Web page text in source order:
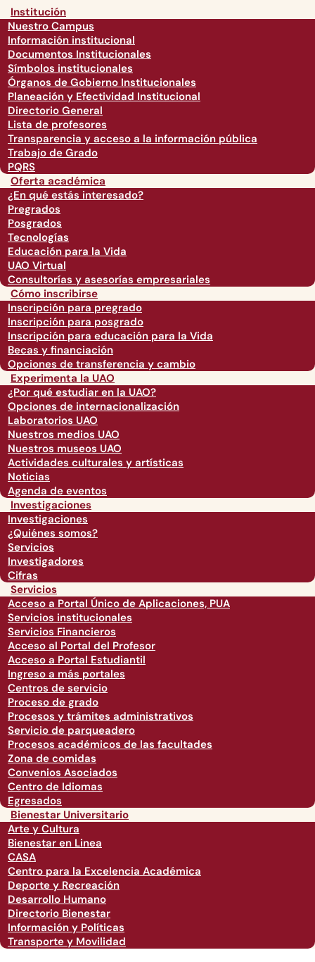
Institución
Nuestro Campus
Información institucional
Documentos Institucionales
Símbolos institucionales
Órganos de Gobierno Institucionales
Planeación y Efectividad Institucional
Directorio General
Lista de profesores
Transparencia y acceso a la información pública
Trabajo de Grado
PQRS
Oferta académica
¿En qué estás interesado?
Pregrados
Posgrados
Tecnologías
Educación para la Vida
UAO Virtual
Consultorías y asesorías empresariales
Cómo inscribirse
Inscripción para pregrado
Inscripción para posgrado
Inscripción para educación para la Vida
Becas y financiación
Opciones de transferencia y cambio
Experimenta la UAO
¿Por qué estudiar en la UAO?
Opciones de internacionalización
Laboratorios UAO
Nuestros medios UAO
Nuestros museos UAO
Actividades culturales y artísticas
Noticias
Agenda de eventos
Investigaciones
Investigaciones
¿Quiénes somos?
Servicios
Investigadores
Cifras
Servicios
Acceso a Portal Único de Aplicaciones, PUA
Servicios institucionales
Servicios Financieros
Acceso al Portal del Profesor
Acceso a Portal Estudiantil
Ingreso a más portales
Centros de servicio
Proceso de grado
Procesos y trámites administrativos
Servicio de parqueadero
Procesos académicos de las facultades
Zona de comidas
Convenios Asociados
Centro de Idiomas
Egresados
Bienestar Universitario
Arte y Cultura
Bienestar en Linea
CASA
Centro para la Excelencia Académica
Deporte y Recreación
Desarrollo Humano
Directorio Bienestar
Información y Políticas
Transporte y Movilidad